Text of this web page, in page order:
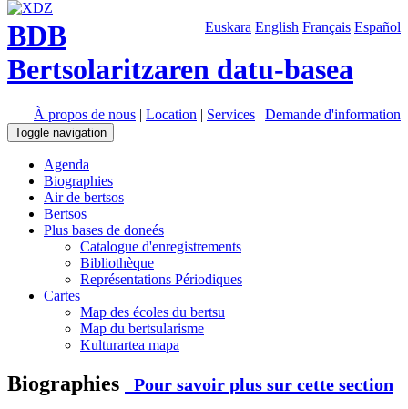
Euskara English Français Español
BDB
Bertsolaritzaren datu-basea
À propos de nous | Location | Services | Demande d'information
Toggle navigation
Agenda
Biographies
Air de bertsos
Bertsos
Plus bases de doneés
Catalogue d'enregistrements
Bibliothèque
Représentations Périodiques
Cartes
Map des écoles du bertsu
Map du bertsularisme
Kulturartea mapa
Biographies Pour savoir plus sur cette section